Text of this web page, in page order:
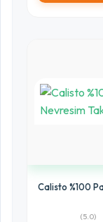
Calisto %100
(5.0)